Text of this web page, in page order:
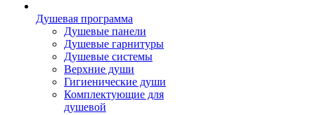
Душевая программа
Душевые панели
Душевые гарнитуры
Душевые системы
Верхние души
Гигиенические души
Комплектующие для
душевой